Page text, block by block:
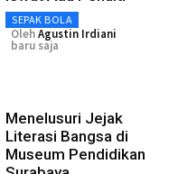
SEPAK BOLA
OlehAgustin Irdiani
baru saja
Menelusuri Jejak
Literasi Bangsa di
Museum Pendidikan